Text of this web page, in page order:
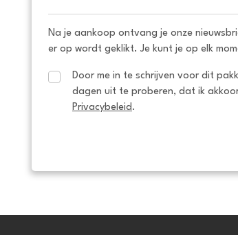
Na je aankoop ontvang je onze
er op wordt geklikt. Je kunt je op elk
Door me in te schrijven voor dit
dagen uit te proberen, dat ik
Privacybeleid .